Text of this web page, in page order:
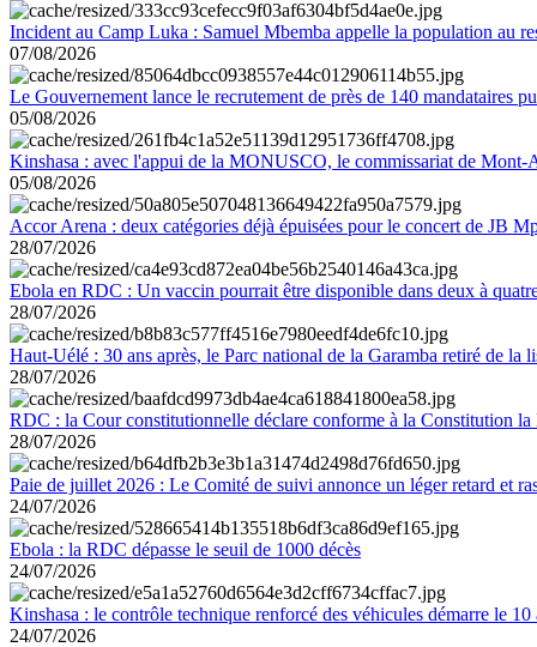
Incident au Camp Luka : Samuel Mbemba appelle la population au
07/08/2026
Le Gouvernement lance le recrutement de près de 140 mandataires
05/08/2026
Kinshasa : avec l'appui de la MONUSCO, le commissariat de Mont-
05/08/2026
Accor Arena : deux catégories déjà épuisées pour le concert de JB
28/07/2026
Ebola en RDC : Un vaccin pourrait être disponible dans deux à
28/07/2026
Haut-Uélé : 30 ans après, le Parc national de la Garamba retiré de la
28/07/2026
RDC : la Cour constitutionnelle déclare conforme à la Constitution la
28/07/2026
Paie de juillet 2026 : Le Comité de suivi annonce un léger retard et
24/07/2026
Ebola : la RDC dépasse le seuil de 1000 décès
24/07/2026
Kinshasa : le contrôle technique renforcé des véhicules démarre le 10
24/07/2026